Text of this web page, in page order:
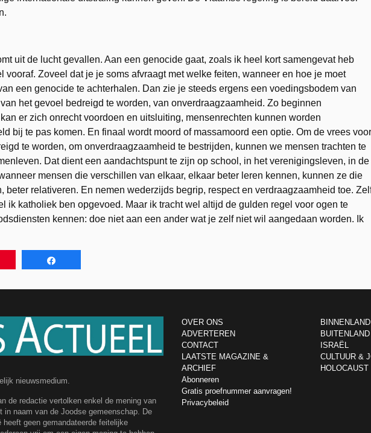
uit de lucht gevallen. Aan een genocide gaat, zoals ik heel kort samengevat heb
vooraf. Zoveel dat je je soms afvraagt met welke feiten, wanneer en hoe je moet
een genocide te achterhalen. Dan zie je steeds ergens een voedingsbodem van
het gevoel bedreigd te worden, van onverdraagzaamheid. Zo beginnen
er zich onrecht voordoen en uitsluiting, mensenrechten kunnen worden
bij te pas komen. En finaal wordt moord of massamoord een optie. Om de vrees voor
te worden, om onverdraagzaamheid te bestrijden, kunnen we mensen trachten te
Dat dient een aandachtspunt te zijn op school, in het verenigingsleven, in de
mensen die verschillen van elkaar, elkaar beter leren kennen, kunnen ze die
beter relativeren. En nemen wederzijds begrip, respect en verdraagzaamheid toe.
ik katholiek ben opgevoed. Maar ik tracht wel altijd de gulden regel voor ogen te
kennen: doe niet aan een ander wat je zelf niet wil aangedaan worden. Ik
nieuwsmedium.
de redactie vertolken enkel de mening van
in naam van de Joodse gemeenschap. De
geen gemandateerde feitelijke
OVER ONS
ADVERTEREN
CONTACT
LAATSTE MAGAZINE &
ARCHIEF
Abonneren
Gratis proefnummer aanvragen!
Privacybeleid
BINNENLAND
BUITENLAND
ISRAËL
CULTUUR &
HOLOCAUST